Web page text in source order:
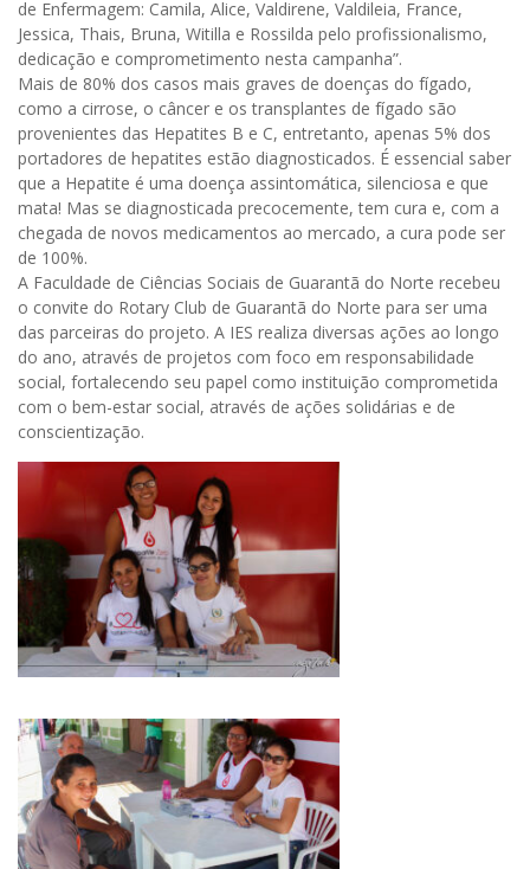
de Enfermagem: Camila, Alice, Valdirene, Valdileia, France,
Jessica, Thais, Bruna, Witilla e Rossilda pelo profissionalismo,
dedicação e comprometimento nesta campanha”.
Mais de 80% dos casos mais graves de doenças do fígado,
como a cirrose, o câncer e os transplantes de fígado são
provenientes das Hepatites B e C, entretanto, apenas 5% dos
portadores de hepatites estão diagnosticados. É essencial saber
que a Hepatite é uma doença assintomática, silenciosa e que
mata! Mas se diagnosticada precocemente, tem cura e, com a
chegada de novos medicamentos ao mercado, a cura pode ser
de 100%.
A Faculdade de Ciências Sociais de Guarantã do Norte recebeu
o convite do Rotary Club de Guarantã do Norte para ser uma
das parceiras do projeto. A IES realiza diversas ações ao longo
do ano, através de projetos com foco em responsabilidade
social, fortalecendo seu papel como instituição comprometida
com o bem-estar social, através de ações solidárias e de
conscientização.